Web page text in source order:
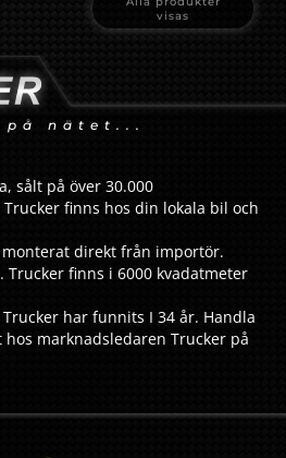
visas
på nätet...
sålt på över 30.000
finns hos din lokala bil och
direkt från importör.
Trucker finns i 6000 kvadatmeter
har funnits I 34 år. Handla
marknadsledaren Trucker på